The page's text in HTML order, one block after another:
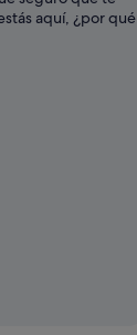
aquí, ¿por qué